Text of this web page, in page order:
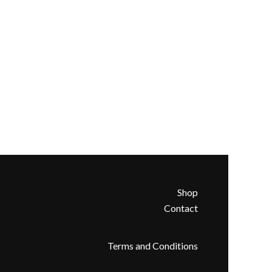
Shop
Contact
Terms and Conditions